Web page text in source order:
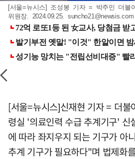
[서울=뉴시스] 조성봉 기자 = 박주민 더불
위원장. 2024.09.25. suncho21@newsis.com
[서울=뉴시스]신재현 기자 = 더
령실 '의료인력 수급 추계기구' 신
에 따라 좌지우지 되는 기구가 아
추계 기구가 필요하다"며 법제화